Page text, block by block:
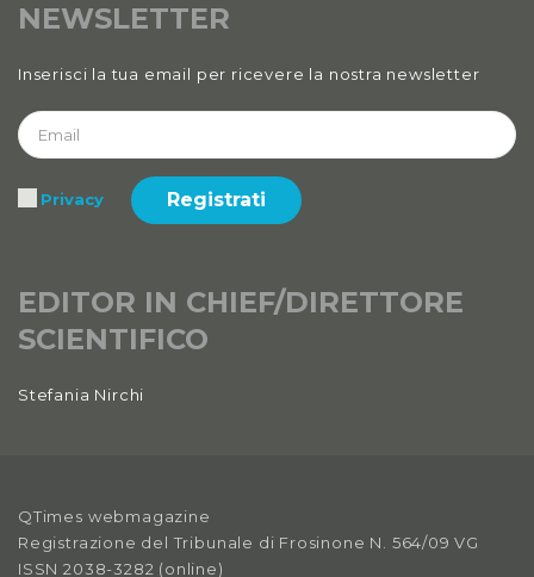
NEWSLETTER
Inserisci la tua email per ricevere la nostra newsletter
Privacy Registrati
EDITOR IN CHIEF/DIRETTORE
SCIENTIFICO
Stefania Nirchi
QTimes webmagazine
Registrazione del Tribunale di Frosinone N. 564/09 VG
ISSN 2038-3282 (online)